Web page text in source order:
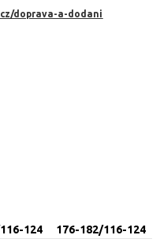
doprava-a-dodani
124 176-182/116-124